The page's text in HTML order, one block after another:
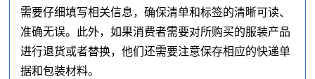
需要仔细填写相关信息，确保清单和标签的清晰可读、
准确无误。此外，如果消费者需要对所购买的服装产品
进行退货或者替换，他们还需要注意保存相应的快递单
据和包装材料。